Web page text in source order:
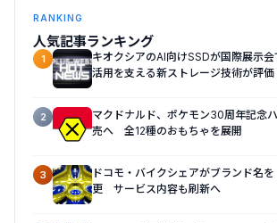
RANKING
人気記事ランキング
1
キオクシアのAI向けSSDが国際展示
活用を支える新ストレージ技術が評価
2
マクドナルド、ポケモン30周年記念
売へ 全12種のおもちゃを展開
3
ドコモ・バイクシェアがブランド名
更 サービス内容も刷新へ